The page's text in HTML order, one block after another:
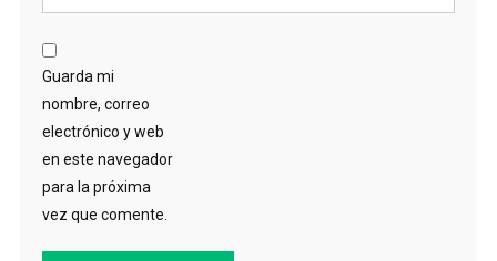
Guarda mi
nombre, correo
electrónico y web
en este navegador
para la próxima
vez que comente.